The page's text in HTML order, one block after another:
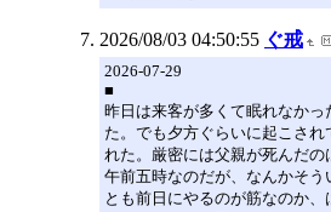
2026/08/03 04:50:55 ぐ戒
2026-07-29
■
昨日は来客が多くて眠れなか
た。でも夕方ぐらいに起こさ
れた。厳密には父親が死んだ
午前五時なのだが、なんかそ
とも前日にやるのが筋なのか